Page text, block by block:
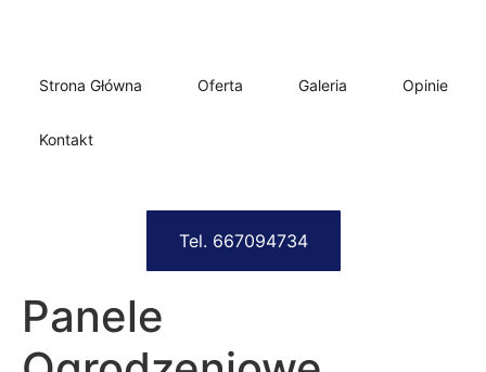
Strona Główna Oferta Galeria Opinie
Kontakt
Tel. 667094734
Panele